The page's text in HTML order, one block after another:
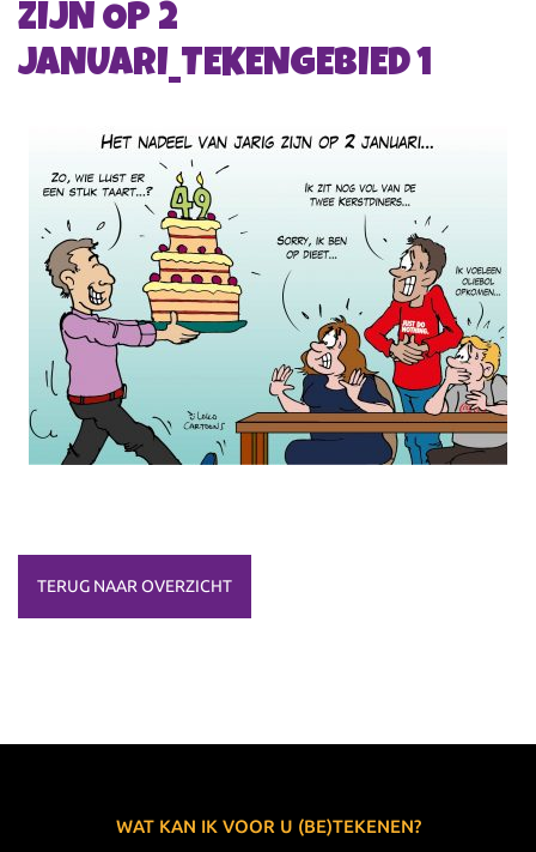
ZIJN OP 2
JANUARI_TEKENGEBIED 1
TERUG NAAR OVERZICHT
WAT KAN IK VOOR U (BE)TEKENEN?